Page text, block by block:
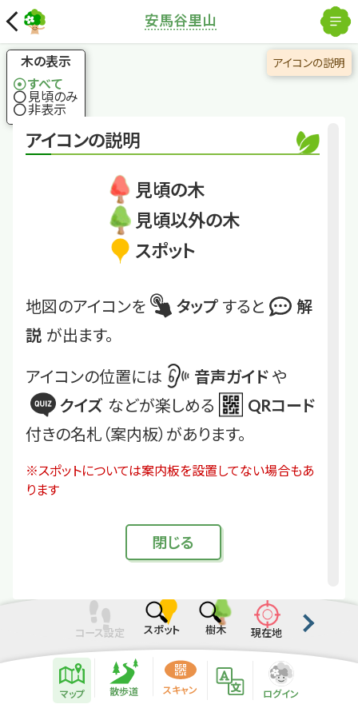
アイコンの説明
見頃の木
見頃以外の木
スポット
地図のアイコンを タップ すると
解
説 が出ます。
アイコンの位置には 音声ガイド や
クイズ などが楽しめる
QRコード
付きの名札（案内板）があります。
※スポットについては案内板を設置してない場合もあ
ります
閉じる
安馬谷里山
クリ
クリ
国土地理院
木の表示
すべて
見頃のみ
非表示
解除
アイコンの説明
コース設定 スポット 樹木 現在地
マップ 散歩道 スキャン ログイン
散歩道紹介ページ
緑地紹介情報